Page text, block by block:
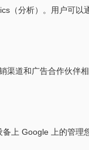
（分析）。用户可以
渠道和广告合作伙伴
上 Google 上的管理